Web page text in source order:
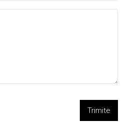
Trimite